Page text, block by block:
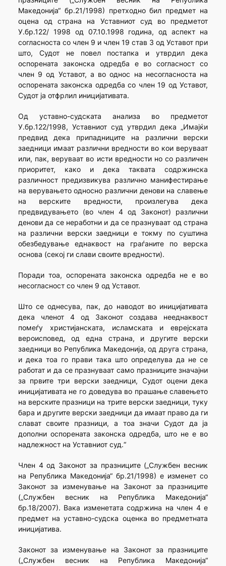
Македонија“ бр.21/1998) претходно бил предмет на
оцена од страна на Уставниот суд во предметот
У.бр.122/ 1998 од 07.10.1998 година, од аспект на
согласноста со член 9 и член 19 став 3 од Уставот при
што, Судот не повел постапка и утврдил дека
оспорената законска одредба е во согласност со
член 9 од Уставот, а во однос на несогласноста на
оспорената законска одредба со член 19 од Уставот,
Судот ја отфрлил иницијативата.
Од уставно-судската анализа во предметот
У.бр.122/1998, Уставниот суд утврдил дека „Имајќи
предвид дека припадниците на различни верски
заедници имаат различни вредности во кои веруваат
или, пак, веруваат во исти вредности но со различен
приоритет, како и дека таквата содржинска
различност предизвикува различно манифестирање
на верувањето односно различни денови на славење
на верските вредности, произлегува дека
предвидувањето (во член 4 од Законот) различни
денови да се неработни и да се празнуваат од страна
на различни верски заедници е токму по суштина
обезбедување еднаквост на граѓаните по верска
основа (секој ги слави своите вредности).
Поради тоа, оспорената законска одредба не е во
несогласност со член 9 од Уставот.
Што се однесува, пак, до наводот во иницијативата
дека членот 4 од Законот создава нееднаквост
помеѓу христијанската, исламската и еврејската
вероисповед, од една страна, и другите верски
заедници во Република Македонија, од друга страна,
и дека тоа го прави така што определува да не се
работат и да се празнуваат само празниците значајни
за првите три верски заедници, Судот оцени дека
иницијативата не го доведува во прашање славењето
на верските празници на трите верски заедници, туку
бара и другите верски заедници да имаат право да ги
слават своите празници, а тоа значи Судот да ја
дополни оспорената законска одредба, што не е во
надлежност на Уставниот суд.“
Член 4 од Законот за празниците („Службен весник
на Република Македонија“ бр.21/1998) e изменет со
Законот за изменување на Законот за празниците
(„Службен весник на Република Македонија“
бр.18/2007). Вака изменетата содржина на член 4 е
предмет на уставно-судска оценка во предметната
иницијатива.
Законот за изменување на Законот за празниците
(„Службен весник на Република Македонија“